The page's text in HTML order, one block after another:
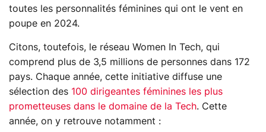
toutes les personnalités féminines qui ont le vent en
poupe en 2024.
Citons, toutefois, le réseau Women In Tech, qui
comprend plus de 3,5 millions de personnes dans 172
pays. Chaque année, cette initiative diffuse une
sélection des 100 dirigeantes féminines les plus
prometteuses dans le domaine de la Tech. Cette
année, on y retrouve notamment :